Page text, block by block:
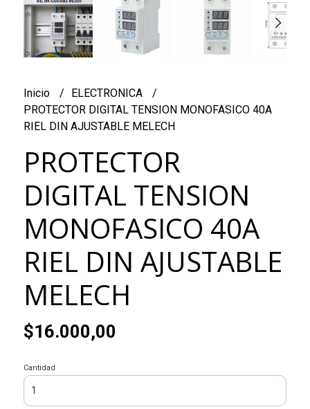
Inicio
ELECTRONICA
PROTECTOR DIGITAL TENSION MONOFASICO 40A
RIEL DIN AJUSTABLE MELECH
PROTECTOR
DIGITAL TENSION
MONOFASICO 40A
RIEL DIN AJUSTABLE
MELECH
$16.000,00
Cantidad